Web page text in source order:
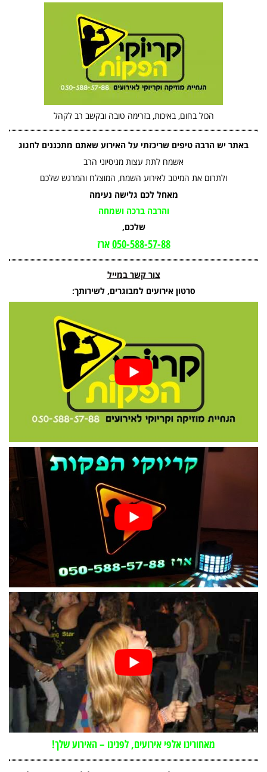
הכול בחום, באיכות, בזרימה טובה ובקשב רב לקהל
באתר יש הרבה טיפים שריכזתי על האירוע שאתם מתכננים לחגוג
אשמח לתת עצות מניסיוני הרב
ולתרום את המיטב לאירוע השמח, המוצלח והמרגש שלכם
מאחל לכם גלישה נעימה
והרבה ברכה ושמחה
שלכם,
050-588-57-88ארז
צור קשר במייל
סרטון אירועים למבוגרים, לשירותך:
מאחורינו אלפי אירועים, לפנינו – האירוע שלך!